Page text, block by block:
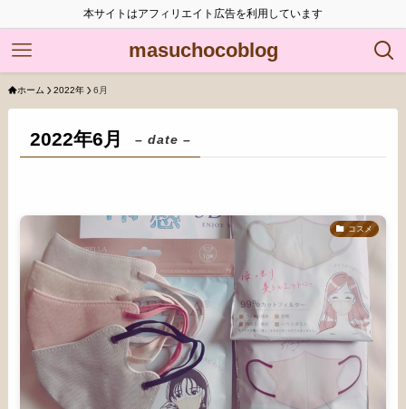
本サイトはアフィリエイト広告を利用しています
masuchocoblog
ホーム 2022年 6月
2022年6月 – date –
コスメ